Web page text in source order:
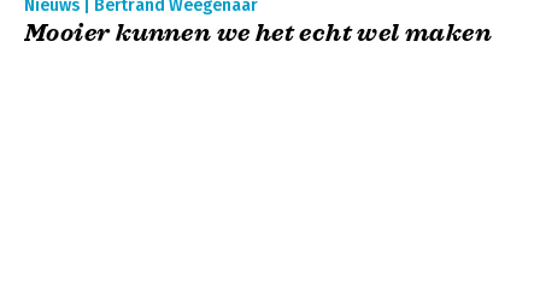
Nieuws | Bertrand Weegenaar
Mooier kunnen we het echt wel maken